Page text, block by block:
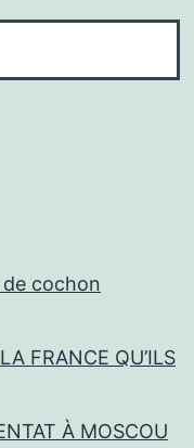
cochon
FRANCE QU’ILS
À MOSCOU